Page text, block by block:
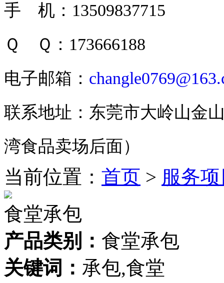
手 机：13509837715
Ｑ Ｑ：173666188
电子邮箱：
联系地址：东莞市大岭山金
湾食品卖场后面）
当前位置： 首页 > 服务
食堂承包
产品类别： 食堂承包
关键词： 承包,食堂